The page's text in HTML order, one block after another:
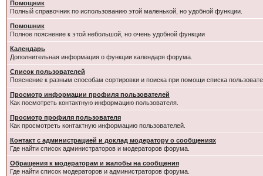
Помощник
Полный справочник по использованию этой маленькой, но удобной функции.
Помошник
Полное пояснение к этой небольшой, но очень удобной функции
Календарь
Дополнительная информация о функции календаря форума.
Список пользователей
Пояснение к разным способам сортировки и поиска при помощи списка
Просмотр информации профиля пользователей
Как посмотреть контактную информацию пользователя.
Просмотр профиля пользователя
Как просмотреть контактную информацию пользователей.
Контакт с администрацией и доклад модератору о сообщениях
Где найти список администраторов и модераторов форума.
Обращения к модераторам и жалобы на сообщения
Где найти список модераторов и администраторов форума.